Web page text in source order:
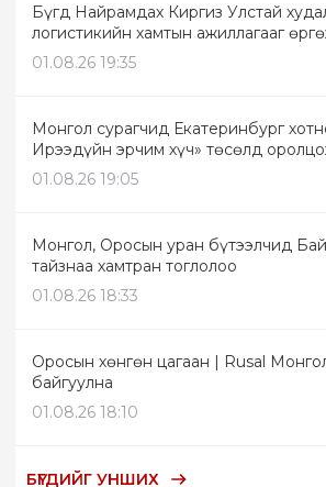
Бүгд Найрамдах Киргиз Улстай
логистикийн хамтын ажиллагааг
01.08.26 19:35
Монгол сурагчид Екатеринбург
Ирээдүйн эрчим хүч» төсөлд
01.08.26 19:05
Монгол, Оросын уран бүтээлчид
тайзнаа хамтран тоглолоо
01.08.26 18:33
Оросын хөнгөн цагаан | Rusal
байгуулна
01.08.26 18:10
БҮГДИЙГ УНШИХ